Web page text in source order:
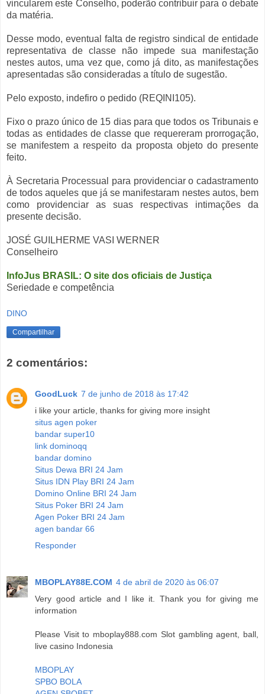
vincularem este Conselho, poderão contribuir para o debate
da matéria.
Desse modo, eventual falta de registro sindical de entidade
representativa de classe não impede sua manifestação
nestes autos, uma vez que, como já dito, as manifestações
apresentadas são consideradas a título de sugestão.
Pelo exposto, indefiro o pedido (REQINI105).
Fixo o prazo único de 15 dias para que todos os Tribunais e
todas as entidades de classe que requereram prorrogação,
se manifestem a respeito da proposta objeto do presente
feito.
À Secretaria Processual para providenciar o cadastramento
de todos aqueles que já se manifestaram nestes autos, bem
como providenciar as suas respectivas intimações da
presente decisão.
JOSÉ GUILHERME VASI WERNER
Conselheiro
InfoJus BRASIL: O site dos oficiais de Justiça
Seriedade e competência
DINO
Compartilhar
2 comentários:
GoodLuck 7 de junho de 2018 às 17:42
i like your article, thanks for giving more insight
situs agen poker
bandar super10
link dominoqq
bandar domino
Situs Dewa BRI 24 Jam
Situs IDN Play BRI 24 Jam
Domino Online BRI 24 Jam
Situs Poker BRI 24 Jam
Agen Poker BRI 24 Jam
agen bandar 66
Responder
MBOPLAY88E.COM 4 de abril de 2020 às 06:07
Very good article and I like it. Thank you for giving me
information
Please Visit to mboplay888.com Slot gambling agent, ball,
live casino Indonesia
MBOPLAY
SPBO BOLA